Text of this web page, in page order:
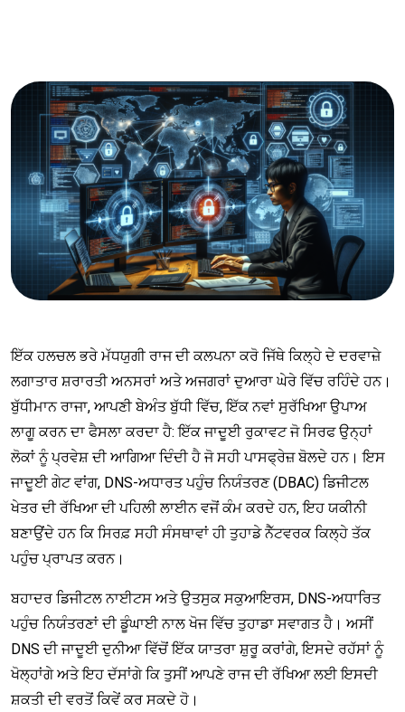
ਇੱਕ ਹਲਚਲ ਭਰੇ ਮੱਧਯੁਗੀ ਰਾਜ ਦੀ ਕਲਪਨਾ ਕਰੋ ਜਿੱਥੇ ਕਿਲ੍ਹੇ ਦੇ ਦਰਵਾਜ਼ੇ
ਲਗਾਤਾਰ ਸ਼ਰਾਰਤੀ ਅਨਸਰਾਂ ਅਤੇ ਅਜਗਰਾਂ ਦੁਆਰਾ ਘੇਰੇ ਵਿੱਚ ਰਹਿੰਦੇ ਹਨ।
ਬੁੱਧੀਮਾਨ ਰਾਜਾ, ਆਪਣੀ ਬੇਅੰਤ ਬੁੱਧੀ ਵਿੱਚ, ਇੱਕ ਨਵਾਂ ਸੁਰੱਖਿਆ ਉਪਾਅ
ਲਾਗੂ ਕਰਨ ਦਾ ਫੈਸਲਾ ਕਰਦਾ ਹੈ: ਇੱਕ ਜਾਦੂਈ ਰੁਕਾਵਟ ਜੋ ਸਿਰਫ ਉਨ੍ਹਾਂ
ਲੋਕਾਂ ਨੂੰ ਪ੍ਰਵੇਸ਼ ਦੀ ਆਗਿਆ ਦਿੰਦੀ ਹੈ ਜੋ ਸਹੀ ਪਾਸਫ੍ਰੇਜ਼ ਬੋਲਦੇ ਹਨ। ਇਸ
ਜਾਦੂਈ ਗੇਟ ਵਾਂਗ, DNS-ਅਧਾਰਤ ਪਹੁੰਚ ਨਿਯੰਤਰਣ (DBAC) ਡਿਜੀਟਲ
ਖੇਤਰ ਦੀ ਰੱਖਿਆ ਦੀ ਪਹਿਲੀ ਲਾਈਨ ਵਜੋਂ ਕੰਮ ਕਰਦੇ ਹਨ, ਇਹ ਯਕੀਨੀ
ਬਣਾਉਂਦੇ ਹਨ ਕਿ ਸਿਰਫ਼ ਸਹੀ ਸੰਸਥਾਵਾਂ ਹੀ ਤੁਹਾਡੇ ਨੈੱਟਵਰਕ ਕਿਲ੍ਹੇ ਤੱਕ
ਪਹੁੰਚ ਪ੍ਰਾਪਤ ਕਰਨ।
ਬਹਾਦਰ ਡਿਜੀਟਲ ਨਾਈਟਸ ਅਤੇ ਉਤਸੁਕ ਸਕੁਆਇਰਸ, DNS-ਅਧਾਰਿਤ
ਪਹੁੰਚ ਨਿਯੰਤਰਣਾਂ ਦੀ ਡੂੰਘਾਈ ਨਾਲ ਖੋਜ ਵਿੱਚ ਤੁਹਾਡਾ ਸਵਾਗਤ ਹੈ। ਅਸੀਂ
DNS ਦੀ ਜਾਦੂਈ ਦੁਨੀਆ ਵਿੱਚੋਂ ਇੱਕ ਯਾਤਰਾ ਸ਼ੁਰੂ ਕਰਾਂਗੇ, ਇਸਦੇ ਰਹੱਸਾਂ ਨੂੰ
ਖੋਲ੍ਹਾਂਗੇ ਅਤੇ ਇਹ ਦੱਸਾਂਗੇ ਕਿ ਤੁਸੀਂ ਆਪਣੇ ਰਾਜ ਦੀ ਰੱਖਿਆ ਲਈ ਇਸਦੀ
ਸ਼ਕਤੀ ਦੀ ਵਰਤੋਂ ਕਿਵੇਂ ਕਰ ਸਕਦੇ ਹੋ।